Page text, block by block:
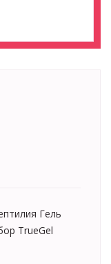
Гель
TrueGel